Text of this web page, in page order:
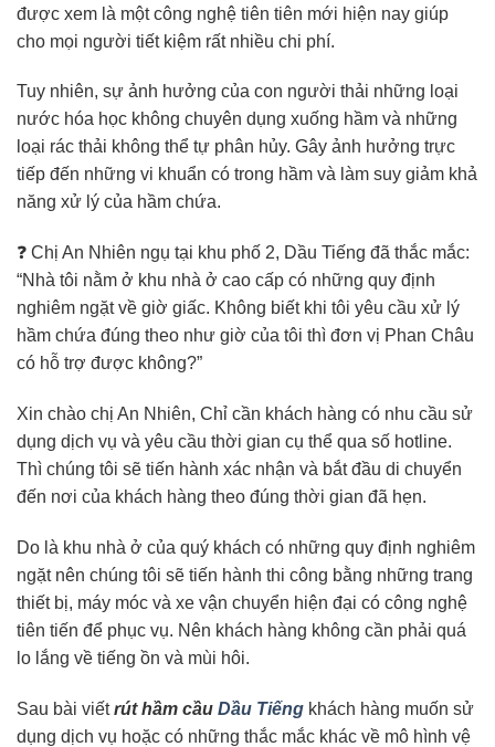
được xem là một công nghệ tiên tiên mới hiện nay giúp
cho mọi người tiết kiệm rất nhiều chi phí.
Tuy nhiên, sự ảnh hưởng của con người thải những loại
nước hóa học không chuyên dụng xuống hầm và những
loại rác thải không thể tự phân hủy. Gây ảnh hưởng trực
tiếp đến những vi khuẩn có trong hầm và làm suy giảm khả
năng xử lý của hầm chứa.
❓ Chị An Nhiên ngụ tại khu phố 2, Dầu Tiếng đã thắc mắc:
“Nhà tôi nằm ở khu nhà ở cao cấp có những quy định
nghiêm ngặt về giờ giấc. Không biết khi tôi yêu cầu xử lý
hầm chứa đúng theo như giờ của tôi thì đơn vị Phan Châu
có hỗ trợ được không?”
Xin chào chị An Nhiên, Chỉ cần khách hàng có nhu cầu sử
dụng dịch vụ và yêu cầu thời gian cụ thể qua số hotline.
Thì chúng tôi sẽ tiến hành xác nhận và bắt đầu di chuyển
đến nơi của khách hàng theo đúng thời gian đã hẹn.
Do là khu nhà ở của quý khách có những quy định nghiêm
ngặt nên chúng tôi sẽ tiến hành thi công bằng những trang
thiết bị, máy móc và xe vận chuyển hiện đại có công nghệ
tiên tiến để phục vụ. Nên khách hàng không cần phải quá
lo lắng về tiếng ồn và mùi hôi.
Sau bài viếtrút hầm cầu Dầu Tiếng khách hàng muốn sử
dụng dịch vụ hoặc có những thắc mắc khác về mô hình vệ